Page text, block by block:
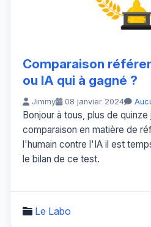
Comparaison
ou IA qui à gagné ?
Jimmy 08 janvier 2024
Bonjour à tous, plus de
comparaison en matière de
l'humain contre l'IA il est
le bilan de ce test.
Le Labo